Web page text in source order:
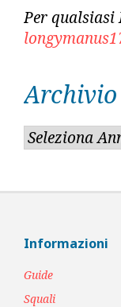
Per
Informazioni
Guide
Squali